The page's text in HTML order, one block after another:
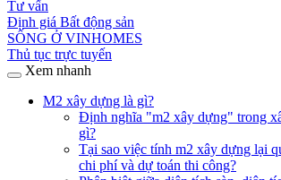
Tư vấn
Định giá Bất động sản
SỐNG Ở VINHOMES
Thủ tục trực tuyến
Xem nhanh
M2 xây dựng là gì?
Định nghĩa "m2 xây dựng" trong
gì?
Tại sao việc tính m2 xây dựng lại
chi phí và dự toán thi công?